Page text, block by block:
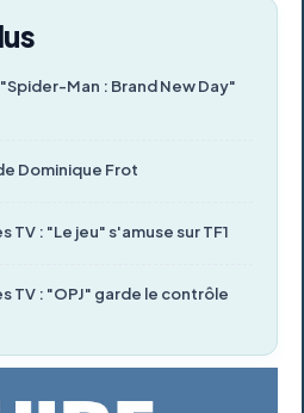
Man : Brand New Day"
Dominique Frot
TV : "Le jeu" s'amuse sur TF1
TV : "OPJ" garde le contrôle